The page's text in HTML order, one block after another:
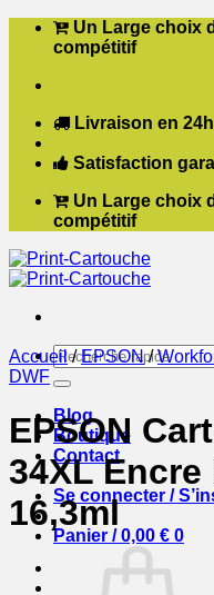
Passer Un Large choix
compétitif
Livraison en
Satisfaction
Un Large choix
compétitif
Recherche
pour :
Blog
Boutique
Contact
Se connecter /
Panier /0,00 € 0
Accueil / EPSON /
DWF
EPSON
34XL
16,3ml